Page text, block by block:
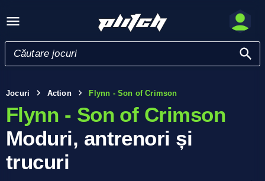
Jocuri Action Flynn - Son of Crimson
Flynn - Son of Crimson
Moduri, antrenori și
trucuri